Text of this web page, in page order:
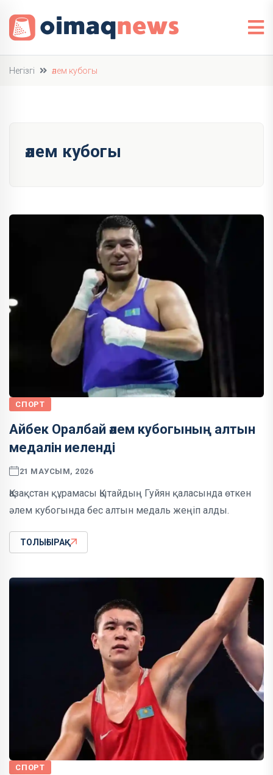
Негізгі әлем кубогы
әлем кубогы
СПОРТ
Айбек Оралбай әлем кубогының алтын
медалін иеленді
21 МАУСЫМ, 2026
Қазақстан құрамасы Қытайдың Гуйян қаласында өткен
әлем кубогында бес алтын медаль жеңіп алды.
ТОЛЫҒЫРАҚ
СПОРТ